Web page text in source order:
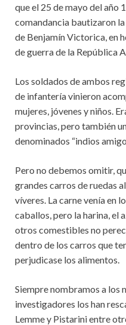
que el 25 de mayo del año
comandancia bautizaron
de Benjamín Victorica, en
de guerra de la República
Los soldados de ambos
de infantería vinieron
mujeres, jóvenes y niños.
provincias, pero también
denominados “indios
Pero no debemos omitir,
grandes carros de ruedas
víveres. La carne venía en
caballos, pero la harina, el
otros comestibles no
dentro de los carros que
perjudicase los alimentos.
Siempre nombramos a los
investigadores los han
Lemme y Pistarini entre